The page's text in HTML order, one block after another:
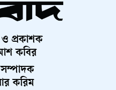
প্রকাশক
কবির
সম্পাদক
করিম